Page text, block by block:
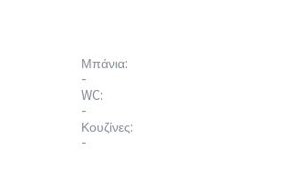
Μπάνια:
-
WC:
-
Κουζίνες:
-